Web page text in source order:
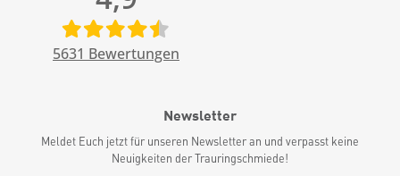
5631 Bewertungen
Newsletter
Meldet Euch jetzt für unseren Newsletter an und verpasst keine
Neuigkeiten der Trauringschmiede!